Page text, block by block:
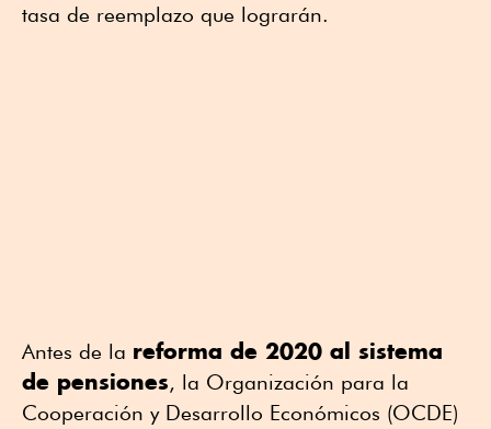
tasa de reemplazo que lograrán.
Antes de la reforma de 2020 al sistema
de pensiones, la Organización para la
Cooperación y Desarrollo Económicos (OCDE)